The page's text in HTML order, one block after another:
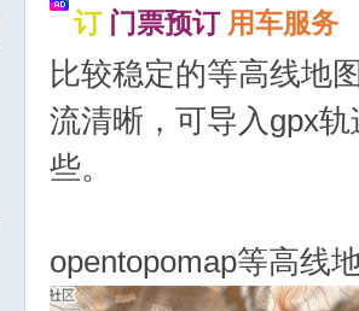
订 门票预订 用车服务
比较稳定的等高线地
流清晰，可导入gpx
些。
opentopomap等高线